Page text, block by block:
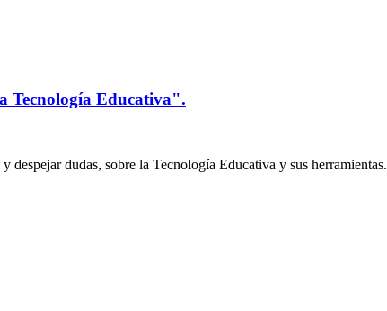
Tecnología Educativa".
despejar dudas, sobre la Tecnología Educativa y sus herramientas.